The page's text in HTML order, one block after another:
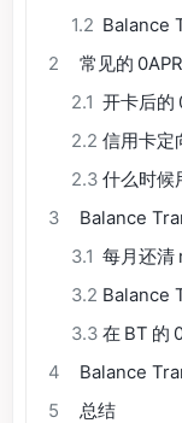
1.2 Balance
2
常见的
2.1 开卡后的
2.2 信用卡定
2.3 什么时候
3
Balance
3.1 每月还清
3.2 Balance
3.3 在 BT 的
4
Balance
5
总结